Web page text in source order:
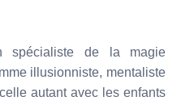
spécialiste de la magie
illusionniste, mentaliste
autant avec les enfants